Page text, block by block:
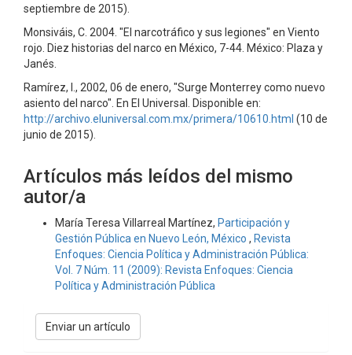
septiembre de 2015).
Monsiváis, C. 2004. "El narcotráfico y sus legiones" en Viento
rojo. Diez historias del narco en México, 7-44. México: Plaza y
Janés.
Ramírez, I., 2002, 06 de enero, "Surge Monterrey como nuevo
asiento del narco". En El Universal. Disponible en:
http://archivo.eluniversal.com.mx/primera/10610.html (10 de
junio de 2015).
Artículos más leídos del mismo
autor/a
María Teresa Villarreal Martínez, Participación y
Gestión Pública en Nuevo León, México , Revista
Enfoques: Ciencia Política y Administración Pública:
Vol. 7 Núm. 11 (2009): Revista Enfoques: Ciencia
Política y Administración Pública
Enviar
unEnviar un artículo